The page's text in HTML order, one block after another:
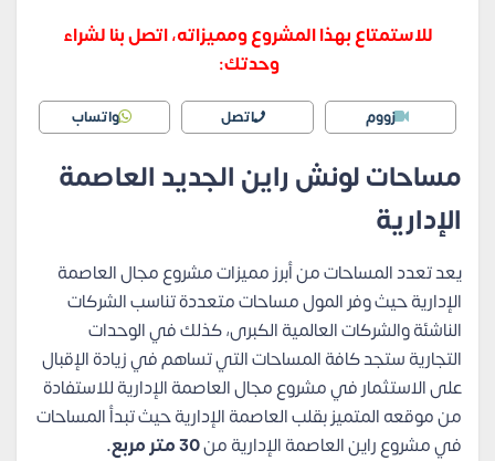
للاستمتاع بهذا المشروع ومميزاته، اتصل بنا لشراء
وحدتك:
زووم اتصل واتساب
مساحات لونش راين الجديد العاصمة
الإدارية
يعد تعدد المساحات من أبرز مميزات مشروع مجال العاصمة
الإدارية حيث وفر المول مساحات متعددة تناسب الشركات
الناشئة والشركات العالمية الكبرى، كذلك في الوحدات
التجارية ستجد كافة المساحات التي تساهم في زيادة الإقبال
على الاستثمار في مشروع مجال العاصمة الإدارية للاستفادة
من موقعه المتميز بقلب العاصمة الإدارية حيث تبدأ المساحات
في مشروع راين العاصمة الإدارية من30 متر مربع.